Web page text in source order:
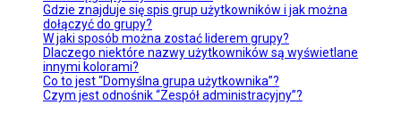
Gdzie znajduje się spis grup użytkowników i jak można
dołączyć do grupy?
W jaki sposób można zostać liderem grupy?
Dlaczego niektóre nazwy użytkowników są wyświetlane
innymi kolorami?
Co to jest “Domyślna grupa użytkownika”?
Czym jest odnośnik “Zespół administracyjny”?